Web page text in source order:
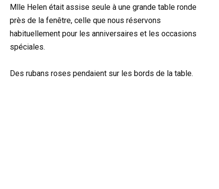
Mlle Helen était assise seule à une grande table ronde
près de la fenêtre, celle que nous réservons
habituellement pour les anniversaires et les occasions
spéciales.
Des rubans roses pendaient sur les bords de la table.